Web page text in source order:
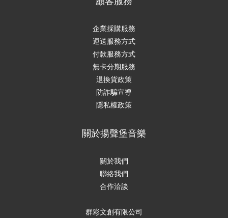
企業採購服務
運送服務方式
付款服務方式
無卡分期服務
退換貨政策
防詐騙宣導
隱私權政策
關於揚聲堡音樂
關於我們
聯絡我們
合作洽談
群彩文創有限公司